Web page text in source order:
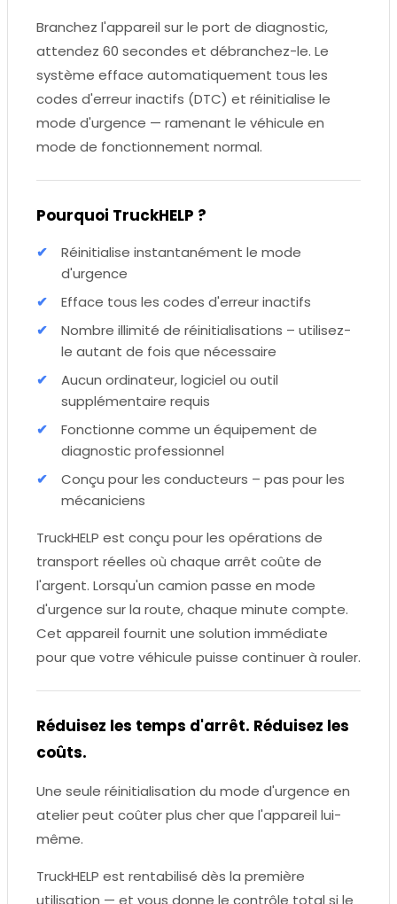
Branchez l'appareil sur le port de diagnostic,
attendez 60 secondes et débranchez-le. Le
système efface automatiquement tous les
codes d'erreur inactifs (DTC) et réinitialise le
mode d'urgence — ramenant le véhicule en
mode de fonctionnement normal.
Pourquoi TruckHELP ?
Réinitialise instantanément le mode
d'urgence
Efface tous les codes d'erreur inactifs
Nombre illimité de réinitialisations – utilisez-
le autant de fois que nécessaire
Aucun ordinateur, logiciel ou outil
supplémentaire requis
Fonctionne comme un équipement de
diagnostic professionnel
Conçu pour les conducteurs – pas pour les
mécaniciens
TruckHELP est conçu pour les opérations de
transport réelles où chaque arrêt coûte de
l'argent. Lorsqu'un camion passe en mode
d'urgence sur la route, chaque minute compte.
Cet appareil fournit une solution immédiate
pour que votre véhicule puisse continuer à rouler.
Réduisez les temps d'arrêt. Réduisez les
coûts.
Une seule réinitialisation du mode d'urgence en
atelier peut coûter plus cher que l'appareil lui-
même.
TruckHELP est rentabilisé dès la première
utilisation — et vous donne le contrôle total si le